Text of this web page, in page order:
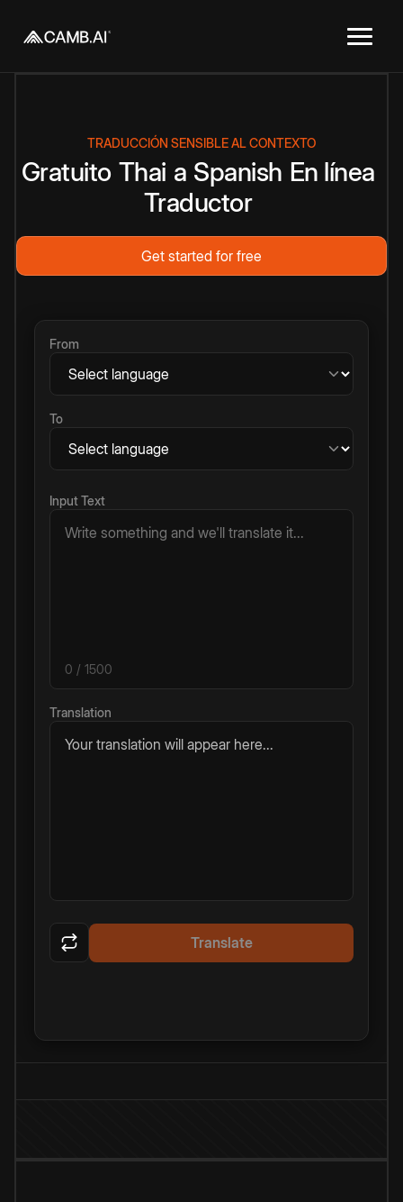
TRADUCCIÓN SENSIBLE AL CONTEXTO
Gratuito Thai a Spanish En línea
Traductor
Get started for free
From
To
Input Text
0 / 1500
Translation
Your translation will appear here...
Translate